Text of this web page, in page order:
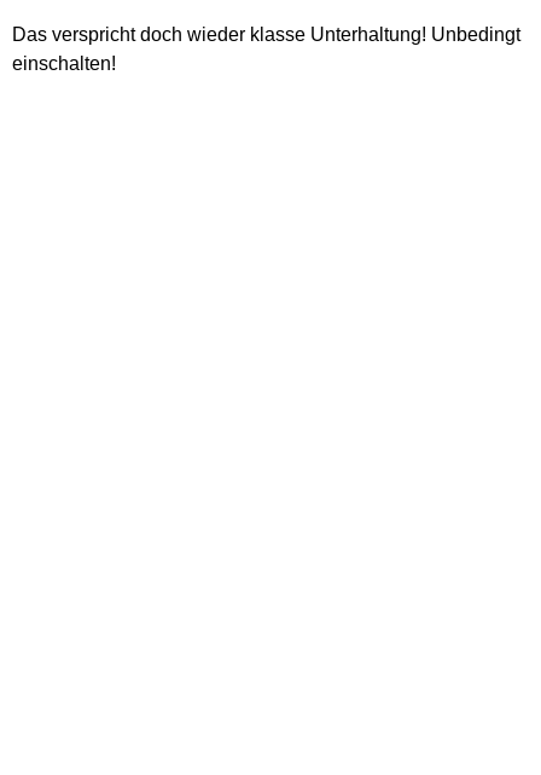
Das verspricht doch wieder klasse Unterhaltung! Unbedingt
einschalten!